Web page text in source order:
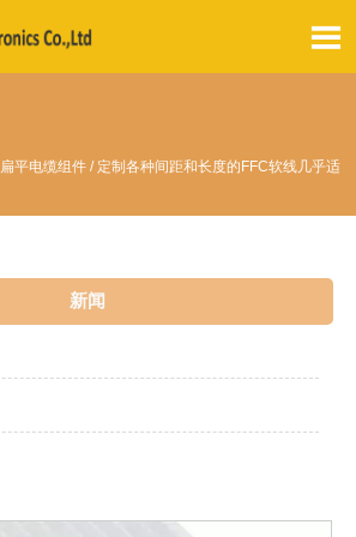

扁平电缆组件 / 定制各种间距和长度的FFC软线几乎适
新闻